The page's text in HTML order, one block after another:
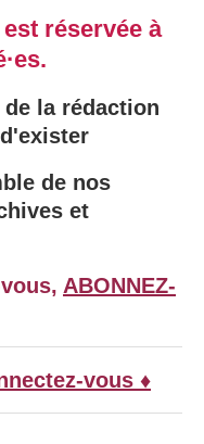
réservée à
la rédaction
de nos
et
ABONNEZ-
vous ♦